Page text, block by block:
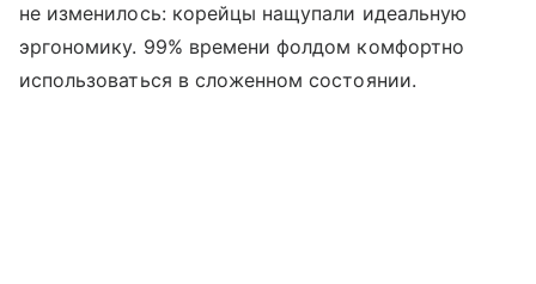
не изменилось: корейцы нащупали идеальную
эргономику. 99% времени фолдом комфортно
использоваться в сложенном состоянии.